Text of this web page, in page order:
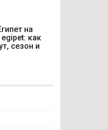
на
как
сезон и